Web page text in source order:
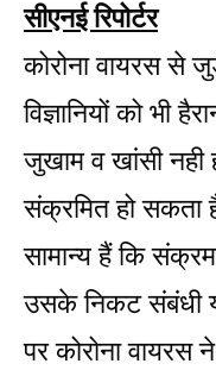
सीएनई रिपोर्टर
कोरोना वायरस से
विज्ञानियों को भी
जुखाम व खांसी नही
संक्रमित हो
सामान्य हैं कि
उसके निकट संबंधी
पर कोरोना वायरस